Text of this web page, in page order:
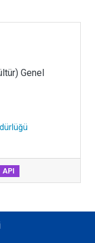
Genel
API